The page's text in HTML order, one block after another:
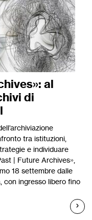
al
di
tra istituzioni,
e individuare
| Future Archives»,
18 settembre dalle
con ingresso libero fino